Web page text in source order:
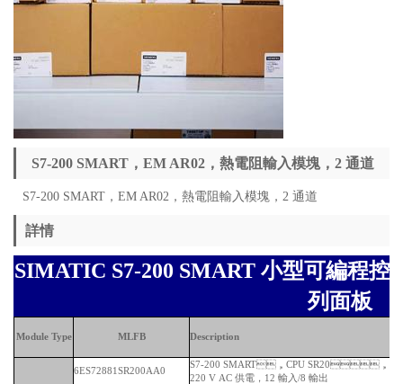
S7-200 SMART，EM AR02，熱電阻輸入模塊，2 通道
S7-200 SMART，EM AR02，熱電阻輸入模塊，2 通道
詳情
SIMATIC S7-200 SMART 小型可編程
列面板
Module Type MLFB Description
6ES72881SR200AA0
S7-200 SMART，CPU SR20，標準型
220 V AC 供電，12 輸入/8 輸出